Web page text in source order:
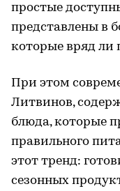
простые
представлены в
которые вряд ли
При этом
Литвинов,
блюда, которые
правильного
этот тренд:
сезонных